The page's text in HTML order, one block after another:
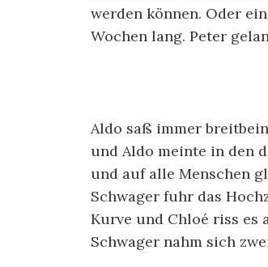
werden können. Oder
Wochen lang. Peter
Aldo saß immer
und Aldo meinte in den
und auf alle Menschen
Schwager fuhr das
Kurve und Chloé riss es
Schwager nahm sich